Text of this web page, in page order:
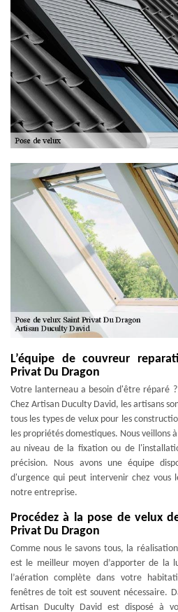
L’équipe de couvreur
Privat Du Dragon
Votre lanterneau a besoin d'être réparé
Chez Artisan Duculty David, les artisans
tous les types de velux pour les
les propriétés domestiques. Nous veillons
au niveau de la fixation ou de
précision. Nous avons une équipe
d'urgence qui peut intervenir chez vous
notre entreprise.
Procédez à la pose de velux
Privat Du Dragon
Comme nous le savons tous, la
est le meilleur moyen d’apporter de la
l’aération complète dans votre
fenêtres de toit est souvent nécessaire.
Artisan Duculty David est disposé à